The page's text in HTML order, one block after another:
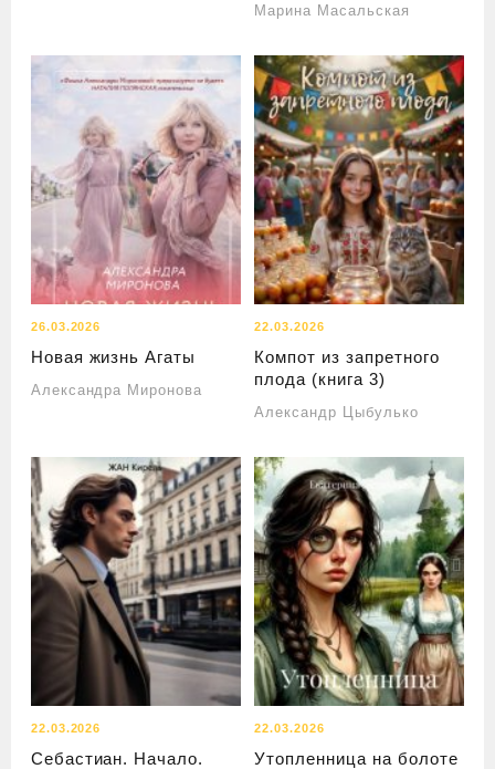
Марина Масальская
26.03.2026
Новая жизнь Агаты
Александра Миронова
22.03.2026
Компот из запретного
плода (книга 3)
Александр Цыбулько
22.03.2026
Себастиан. Начало.
22.03.2026
Утопленница на болоте